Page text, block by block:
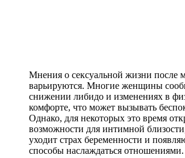
Мнения о сексуальной жизни после
варьируются. Многие женщины
снижении либидо и изменениях в
комфорте, что может вызывать
Однако, для некоторых это время
возможности для интимной
уходит страх беременности и
способы наслаждаться